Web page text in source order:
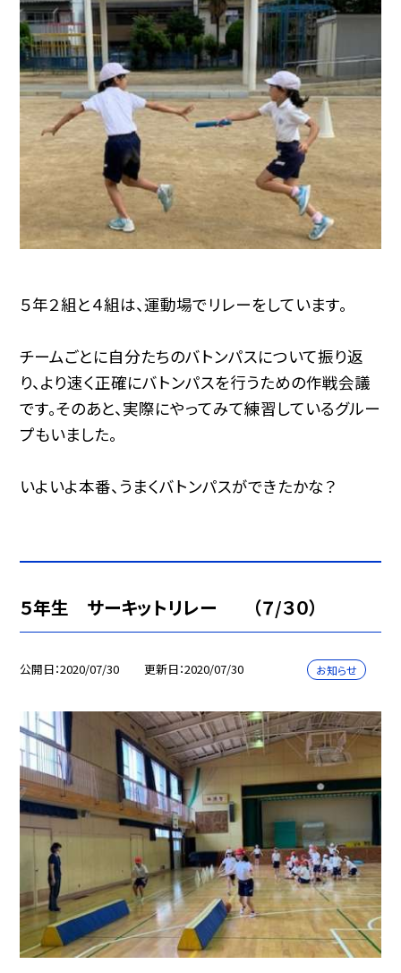
５年２組と４組は、運動場でリレーをしています。
チームごとに自分たちのバトンパスについて振り返
り、より速く正確にバトンパスを行うための作戦会議
です。そのあと、実際にやってみて練習しているグルー
プもいました。
いよいよ本番、うまくバトンパスができたかな？
５年生 サーキットリレー （７/３０）
公開日 2020/07/30 更新日 2020/07/30 お知らせ